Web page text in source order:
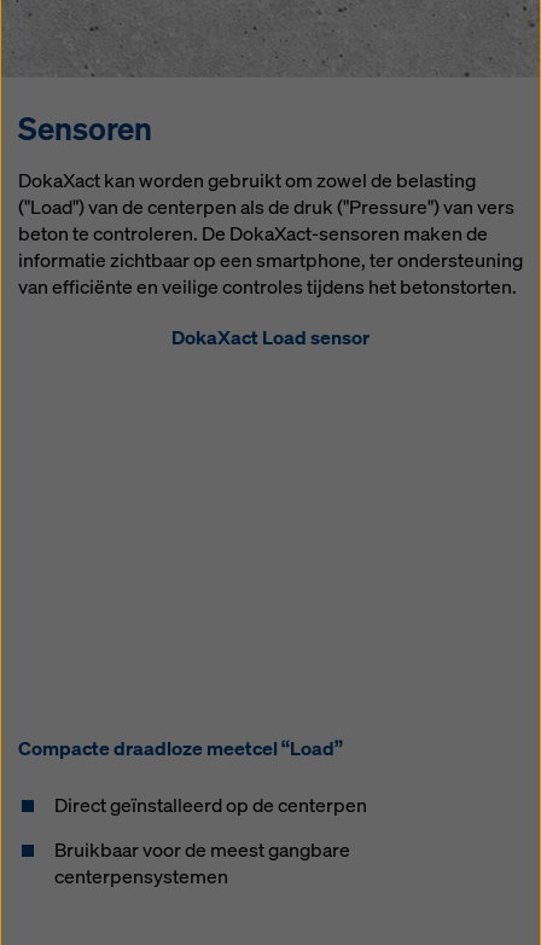
Sensoren
DokaXact kan worden gebruikt om zowel de belasting
("Load") van de centerpen als de druk ("Pressure") van vers
beton te controleren. De DokaXact-sensoren maken de
informatie zichtbaar op een smartphone, ter ondersteuning
van efficiënte en veilige controles tijdens het betonstorten.
DokaXact Load sensor
Compacte draadloze meetcel “Load”
Direct geïnstalleerd op de centerpen
Bruikbaar voor de meest gangbare
centerpensystemen